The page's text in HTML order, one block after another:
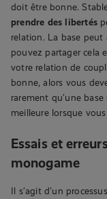
doit être bonne.
prendre des libertés
relation. La base peut
pouvez partager cela
votre relation de
bonne, alors vous
rarement qu’une
meilleure lorsque
Essais et
monogame
Il s’agit d’un